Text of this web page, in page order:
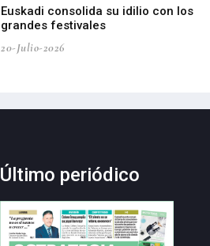
Euskadi consolida su idilio con los
grandes festivales
20-Julio-2026
Último periódico